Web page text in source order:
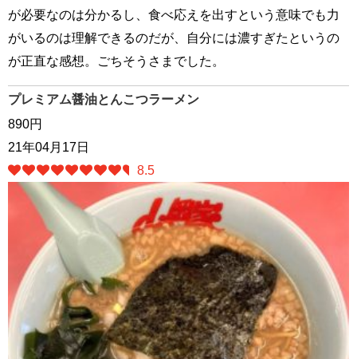
が必要なのは分かるし、食べ応えを出すという意味でも力
がいるのは理解できるのだが、自分には濃すぎたというの
が正直な感想。ごちそうさまでした。
プレミアム醤油とんこつラーメン
890円
21年04月17日
8.5